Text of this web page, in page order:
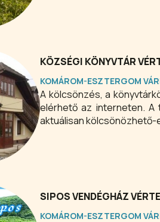
KÖZSÉGI KÖNYVTÁR
KOMÁROM-ESZTERGOM
A kölcsönzés, a
elérhető az interneten. A
aktuálisan kölcsönözhető-
SIPOS VENDÉGHÁZ
KOMÁROM-ESZTERGOM